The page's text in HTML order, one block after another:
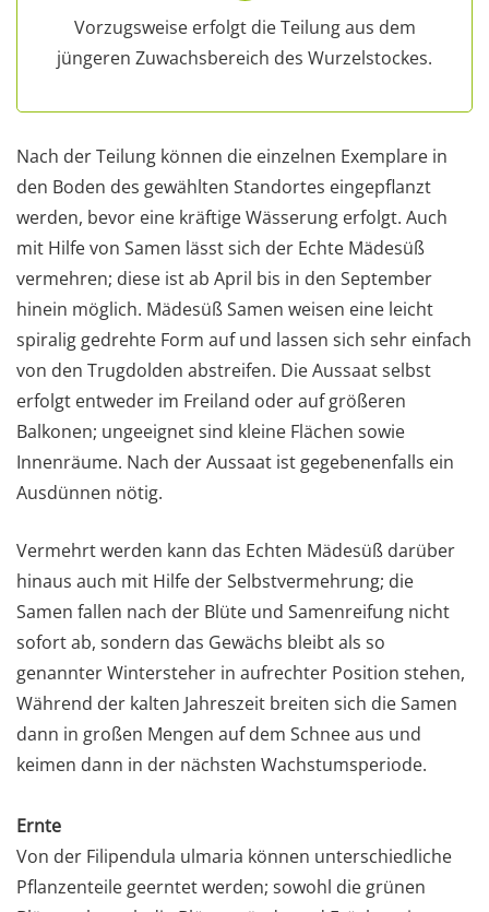
Vorzugsweise erfolgt die Teilung aus dem
jüngeren Zuwachsbereich des Wurzelstockes.
Nach der Teilung können die einzelnen Exemplare in
den Boden des gewählten Standortes eingepflanzt
werden, bevor eine kräftige Wässerung erfolgt. Auch
mit Hilfe von Samen lässt sich der Echte Mädesüß
vermehren; diese ist ab April bis in den September
hinein möglich. Mädesüß Samen weisen eine leicht
spiralig gedrehte Form auf und lassen sich sehr einfach
von den Trugdolden abstreifen. Die Aussaat selbst
erfolgt entweder im Freiland oder auf größeren
Balkonen; ungeeignet sind kleine Flächen sowie
Innenräume. Nach der Aussaat ist gegebenenfalls ein
Ausdünnen nötig.
Vermehrt werden kann das Echten Mädesüß darüber
hinaus auch mit Hilfe der Selbstvermehrung; die
Samen fallen nach der Blüte und Samenreifung nicht
sofort ab, sondern das Gewächs bleibt als so
genannter Wintersteher in aufrechter Position stehen,
Während der kalten Jahreszeit breiten sich die Samen
dann in großen Mengen auf dem Schnee aus und
keimen dann in der nächsten Wachstumsperiode.
Ernte
Von der Filipendula ulmaria können unterschiedliche
Pflanzenteile geerntet werden; sowohl die grünen